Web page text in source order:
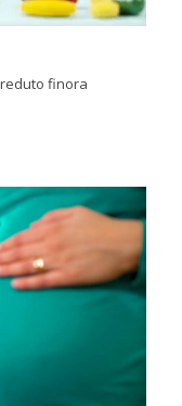
finora